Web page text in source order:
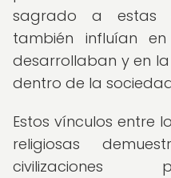
sagrado a estas
también influían
desarrollaban y en
dentro de la
Estos vínculos entre
religiosas
civilizaciones